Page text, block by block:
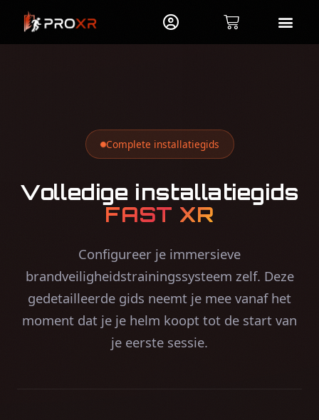
Complete installatiegids
Volledige installatiegids
FAST XR
Configureer je immersieve
brandveiligheidstrainingssysteem zelf. Deze
gedetailleerde gids neemt je mee vanaf het
moment dat je je helm koopt tot de start van
je eerste sessie.